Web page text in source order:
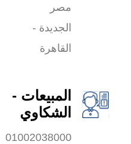
مصر
الجديدة -
القاهرة
المبيعات -
الشكاوي
01002038000